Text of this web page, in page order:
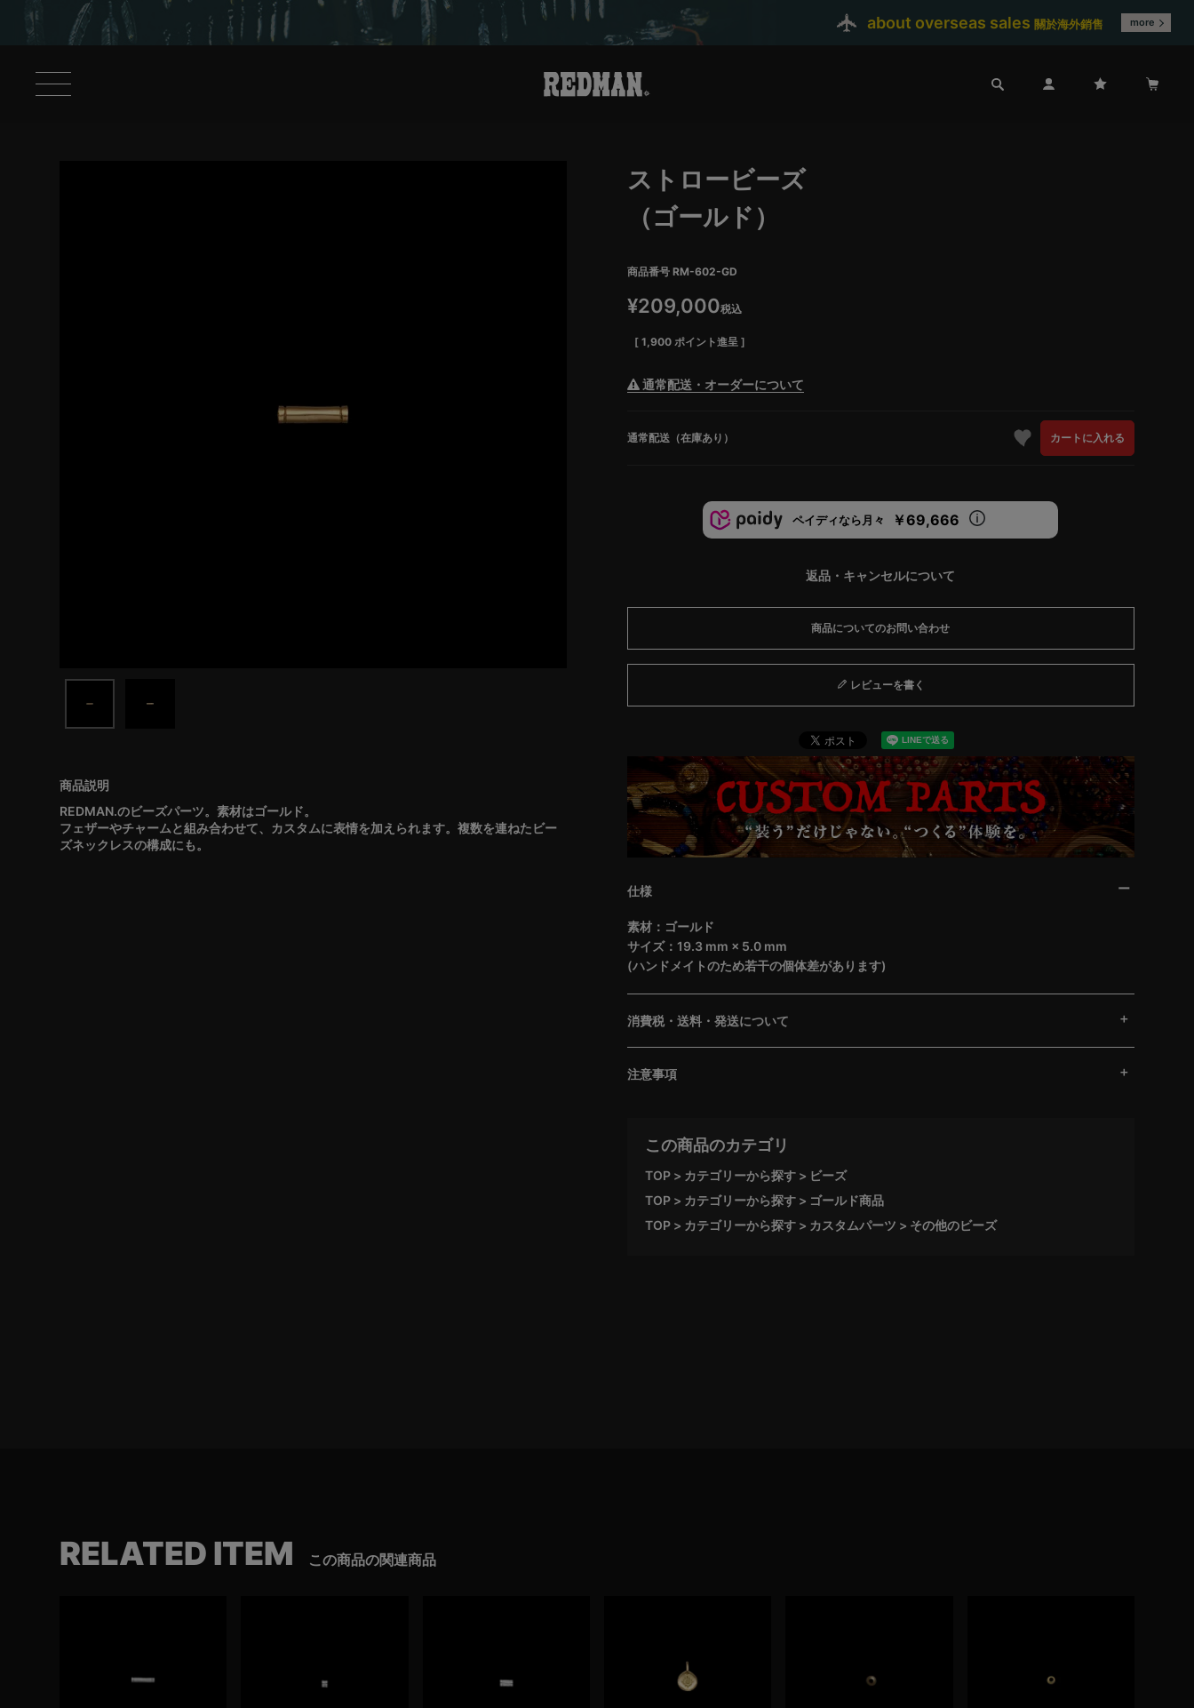
about overseas sales 關於海外銷售 more
REDMAN.のビーズパーツ。素材はゴールド。
フェザーやチャームと組み合わせて、カスタムに表情を加えられます。複数を連ねたビー
ズネックレスの構成にも。
ストロービーズ
（ゴールド）
商品番号 RM-602-GD
¥209,000税込
[ 1,900 ポイント進呈 ]
通常配送・オーダーについて
通常配送（在庫あり） カートに入れる
ペイディなら月々 ￥69,666
返品・キャンセルについて
商品についてのお問い合わせ
レビューを書く
仕様
素材：ゴールド
サイズ：19.3 mm × 5.0 mm
(ハンドメイトのため若干の個体差があります)
消費税・送料・発送について
注意事項
この商品のカテゴリ
TOP カテゴリーから探す
ビーズ
TOP
カテゴリーから探す
ゴールド商品
TOP
カテゴリーから探す カスタムパーツ その他のビーズ
RELATED ITEM この商品の関連商品